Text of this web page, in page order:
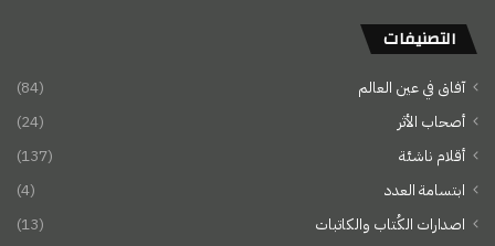
التصنيفات
آفاق في عين العالم
(84)
أصحاب الأثر
(24)
أقلام ناشئة
(137)
ابتسامة العدد
(4)
اصدارات الكُتاب والكاتبات
(13)